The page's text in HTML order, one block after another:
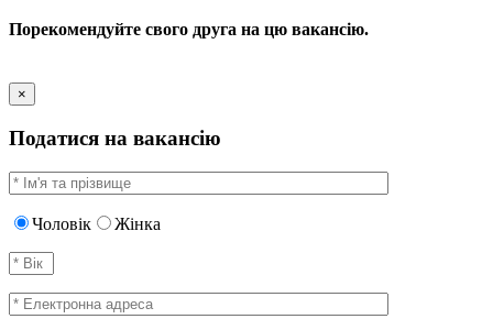
Порекомендуйте свого друга на цю вакансію.
×
Податися на вакансію
Чоловік Жінка